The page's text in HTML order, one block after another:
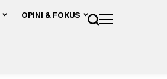
OPINI & FOKUS